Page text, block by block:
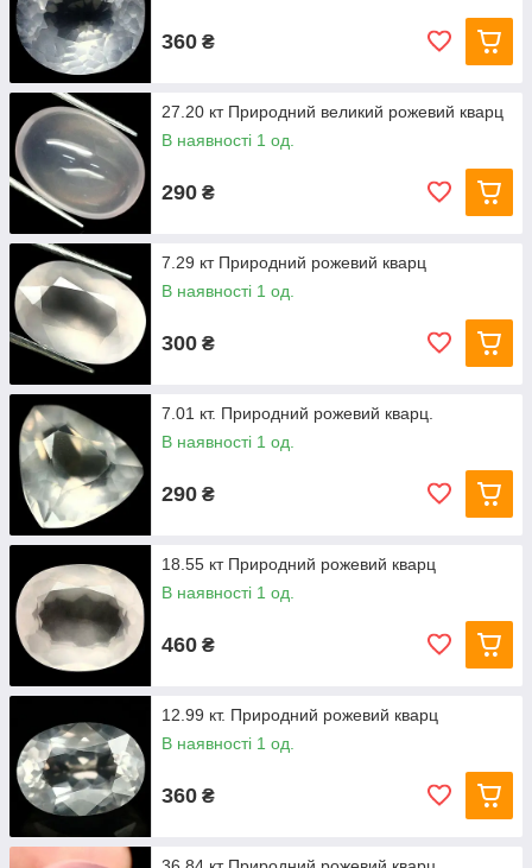
360 ₴
27.20 кт Природний великий рожевий кварц
В наявності 1 од.
290 ₴
7.29 кт Природний рожевий кварц
В наявності 1 од.
300 ₴
7.01 кт. Природний рожевий кварц.
В наявності 1 од.
290 ₴
18.55 кт Природний рожевий кварц
В наявності 1 од.
460 ₴
12.99 кт. Природний рожевий кварц
В наявності 1 од.
360 ₴